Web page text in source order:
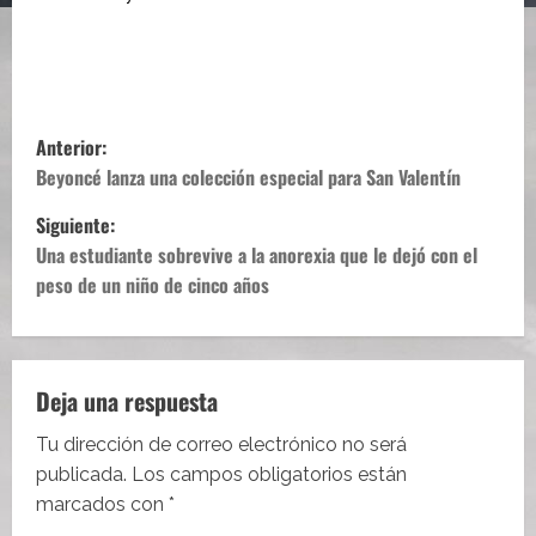
N
a
v
e
g
a
c
i
Anterior:
Beyoncé lanza una colección especial para San Valentín
Siguiente:
Una estudiante sobrevive a la anorexia que le dejó con el
peso de un niño de cinco años
Deja una respuesta
Tu dirección de correo electrónico no será
publicada. Los campos obligatorios están
marcados con *